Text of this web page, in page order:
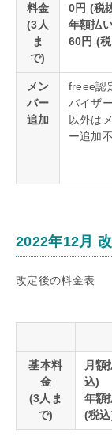
料金
(3人
ま
で)
0円 (税
年額払
60円 (
メン
バー
追加
freee認
バイザー
以外は
ー追加
2022年12月
改定後の料金表
基本料
金
(3人ま
で)
月額
込)
年額
(税